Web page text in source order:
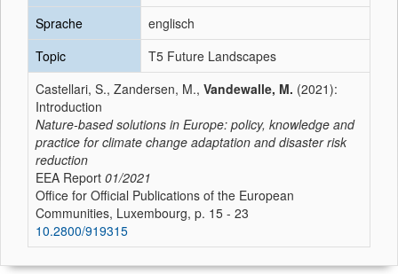
Sprache
englisch
Topic
T5 Future Landscapes
Castellari, S., Zandersen, M., Vandewalle, M. (2021):
Introduction
Nature-based solutions in Europe: policy, knowledge and
practice for climate change adaptation and disaster risk
reduction
EEA Report 01/2021
Office for Official Publications of the European
Communities, Luxembourg, p. 15 - 23
10.2800/919315